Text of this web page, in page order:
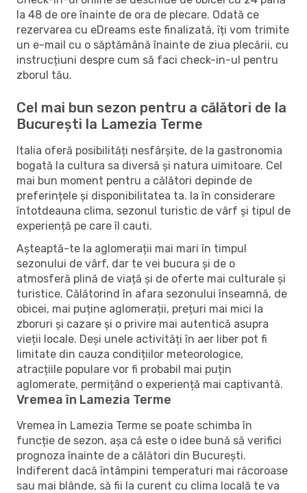
la 48 de ore înainte de ora de plecare. Odată ce
rezervarea cu eDreams este finalizată, îți vom trimite
un e-mail cu o săptămână înainte de ziua plecării, cu
instrucțiuni despre cum să faci check-in-ul pentru
zborul tău.
Cel mai bun sezon pentru a călători de la
București la Lamezia Terme
Italia oferă posibilități nesfârșite, de la gastronomia
bogată la cultura sa diversă și natura uimitoare. Cel
mai bun moment pentru a călători depinde de
preferințele și disponibilitatea ta. Ia în considerare
întotdeauna clima, sezonul turistic de vârf și tipul de
experiență pe care îl cauti.
Așteaptă-te la aglomerații mai mari în timpul
sezonului de vârf, dar te vei bucura și de o
atmosferă plină de viață și de oferte mai culturale și
turistice. Călătorind în afara sezonului înseamnă, de
obicei, mai puține aglomerații, prețuri mai mici la
zboruri și cazare și o privire mai autentică asupra
vieții locale. Deși unele activități în aer liber pot fi
limitate din cauza condițiilor meteorologice,
atracțiile populare vor fi probabil mai puțin
aglomerate, permițând o experiență mai captivantă.
Vremea în Lamezia Terme
Vremea în Lamezia Terme se poate schimba în
funcție de sezon, așa că este o idee bună să verifici
prognoza înainte de a călători din București.
Indiferent dacă întâmpini temperaturi mai răcoroase
sau mai blânde, să fii la curent cu clima locală te va